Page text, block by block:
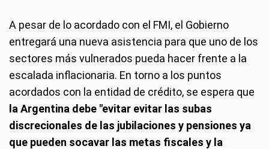
A pesar de lo acordado con el FMI, el Gobierno
entregará una nueva asistencia para que uno de los
sectores más vulnerados pueda hacer frente a la
escalada inflacionaria. En torno a los puntos
acordados con la entidad de crédito, se espera que
la Argentina debe "evitar evitar las subas
discrecionales de las jubilaciones y pensiones ya
que pueden socavar las metas fiscales y la